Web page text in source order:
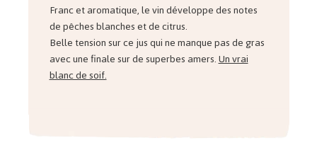
Franc et aromatique, le vin développe des notes
de pêches blanches et de citrus.
Belle tension sur ce jus qui ne manque pas de gras
avec une finale sur de superbes amers.Un vrai
blanc de soif.